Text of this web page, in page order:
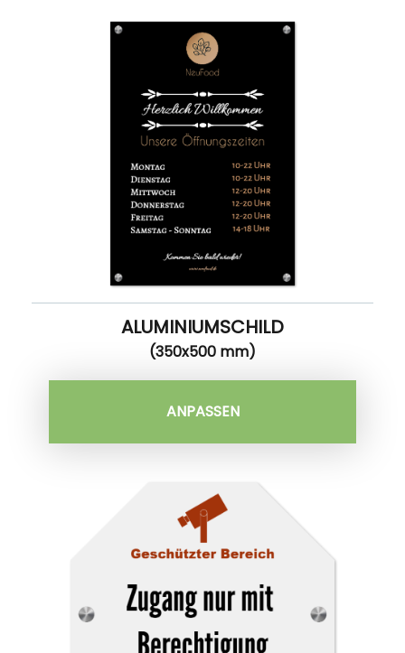
ALUMINIUMSCHILD
(350x500 mm)
ANPASSEN